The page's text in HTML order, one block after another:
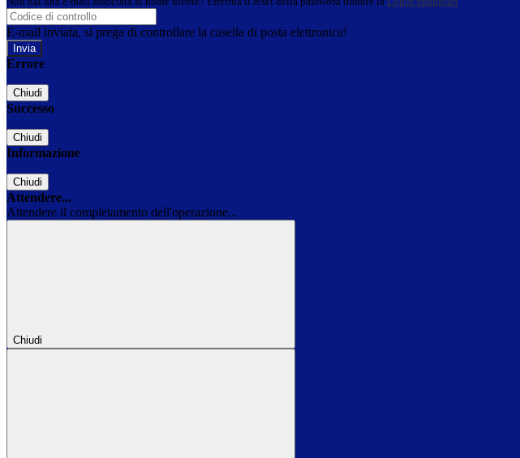
E-mail inviata, si prega di controllare la casella di posta elettronica!
Errore
Chiudi
Successo
Chiudi
Informazione
Chiudi
Attendere...
Attendere il completamento dell'operazione...
Chiudi